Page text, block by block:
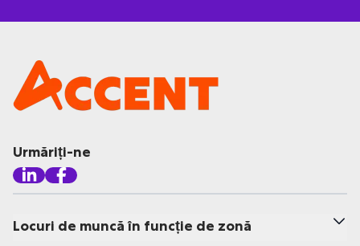
Urmăriți-ne
Locuri de muncă în funcție de zonă